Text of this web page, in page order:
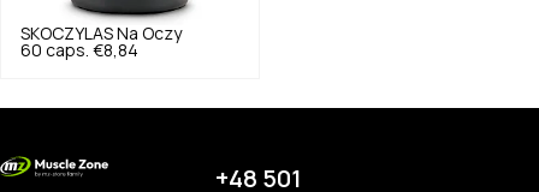
SKOCZYLAS Na Oczy
60 caps. €8,84
+48 501